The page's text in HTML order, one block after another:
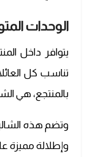
الوحدات
يتوافر داخل
تناسب كل
بالمنتجع، هي
وتضم هذه
وإطلالة مميزة